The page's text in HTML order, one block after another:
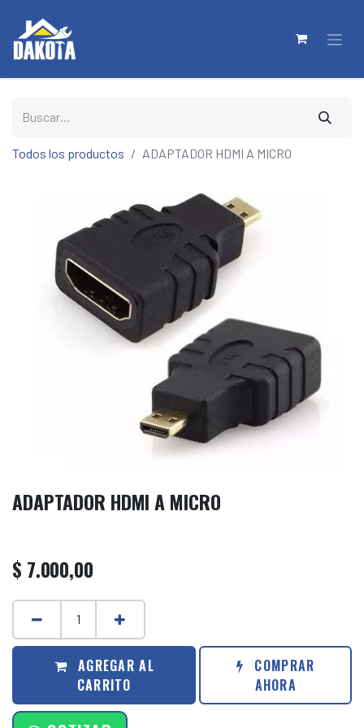
Todos los productos ADAPTADOR HDMI A MICRO
ADAPTADOR HDMI A MICRO
$ 7.000,00
AGREGAR AL
CARRITO
COMPRAR
AHORA